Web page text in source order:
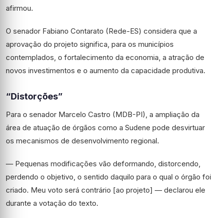
afirmou.
O senador Fabiano Contarato (Rede-ES) considera que a
aprovação do projeto significa, para os municípios
contemplados, o fortalecimento da economia, a atração de
novos investimentos e o aumento da capacidade produtiva.
“Distorções”
Para o senador Marcelo Castro (MDB-PI), a ampliação da
área de atuação de órgãos como a Sudene pode desvirtuar
os mecanismos de desenvolvimento regional.
— Pequenas modificações vão deformando, distorcendo,
perdendo o objetivo, o sentido daquilo para o qual o órgão foi
criado. Meu voto será contrário [ao projeto] — declarou ele
durante a votação do texto.